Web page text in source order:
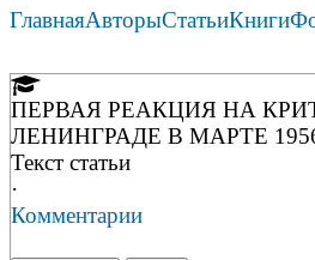
ГлавнаяАвторыСтатьиКниги
ПЕРВАЯ РЕАКЦИЯ НА
ЛЕНИНГРАДЕ В МАРТЕ
Текст статьи
·
Комментарии